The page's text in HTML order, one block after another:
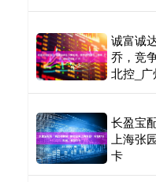
诚富诚
乔，竞
北控_广
长盈宝
上海张
卡